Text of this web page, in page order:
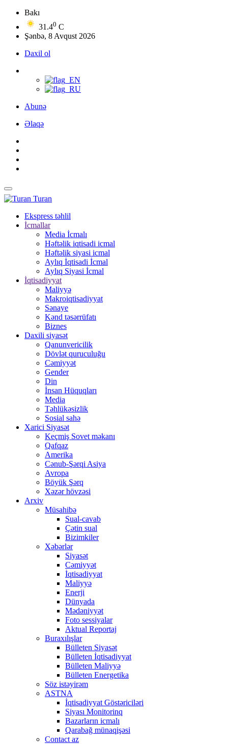
Bakı
31.40 C
Şənbə, 8 Avqust 2026
Daxil ol
Abunə
Əlaqə
Turan
Ekspress təhlil
İcmallar
Media İcmalı
Həftəlik iqtisadi icmal
Həftəlik siyasi icmal
Aylıq İqtisadi İcmal
Aylıq Siyasi İcmal
İqtisadiyyat
Maliyyə
Makroiqtisadiyyat
Sənaye
Kənd təsərrüfatı
Biznes
Daxili siyasət
Qanunvericilik
Dövlət quruculuğu
Cəmiyyət
Gender
Din
İnsan Hüquqları
Media
Təhlükəsizlik
Sosial sahə
Xarici Siyasət
Keçmiş Sovet məkanı
Qafqaz
Amerika
Cənub-Şərqi Asiya
Avropa
Böyük Şərq
Xəzər hövzəsi
Arxiv
Müsahibə
Sual-cavab
Çətin sual
Bizimkiler
Xəbərlər
Siyasət
Cəmiyyət
İqtisadiyyat
Maliyyə
Enerji
Dünyada
Mədəniyyət
Foto sessiyalar
Aktual Reportaj
Buraxılışlar
Bülleten Siyasət
Bülleten İqtisadiyyat
Bülleten Maliyyə
Bülleten Energetika
Söz istəyirəm
ASTNA
İqtisadiyyat Göstəriciləri
Siyası Monitorinq
Bazarların icmalı
Qarabağ münaqişəsi
Contact az